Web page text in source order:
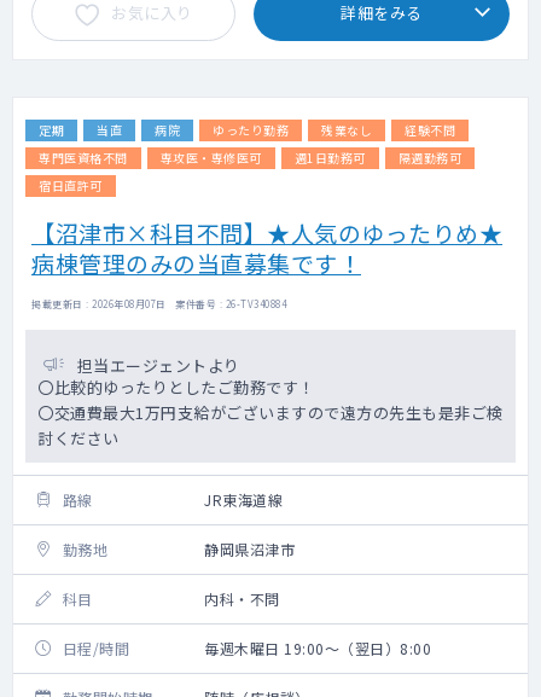
お気に入り 詳細をみる
定期 当直 病院 ゆったり勤務 残業なし
経験不問
専門医資格不問
専攻医・専修医可 週1日勤務可
隔週勤務可
宿日直許可
【沼津市×科目不問】★人気のゆったりめ★
病棟管理のみの当直募集です！
掲載更新日 : 2026年08月07日 案件番号 : 26-TV340884
担当エージェントより
〇比較的ゆったりとしたご勤務です！
〇交通費最大1万円支給がございますので遠方の先生も是非ご検
討ください
路線 JR東海道線
勤務地 静岡県沼津市
科目 内科・不問
日程/時間 毎週木曜日 19:00～（翌日）8:00